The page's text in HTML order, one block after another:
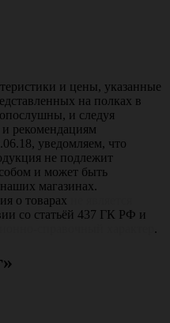
и цены, указанные
на полках в
и следуя
и рекомендациям
уведомляем, что
не подлежит
и может быть
магазинах.
о товарах
со статьёй 437 ГК РФ и
.